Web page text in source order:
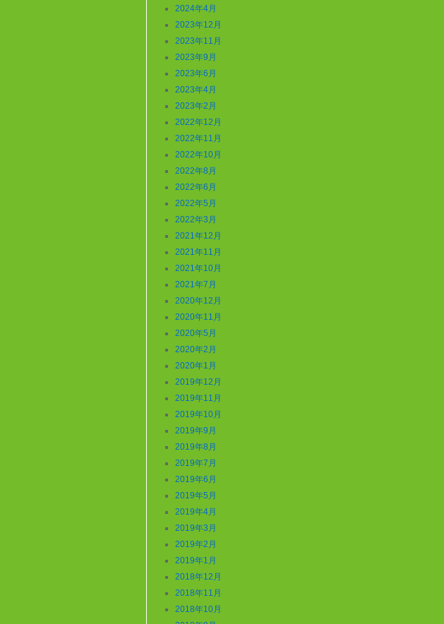
2024年4月
2023年12月
2023年11月
2023年9月
2023年6月
2023年4月
2023年2月
2022年12月
2022年11月
2022年10月
2022年8月
2022年6月
2022年5月
2022年3月
2021年12月
2021年11月
2021年10月
2021年7月
2020年12月
2020年11月
2020年5月
2020年2月
2020年1月
2019年12月
2019年11月
2019年10月
2019年9月
2019年8月
2019年7月
2019年6月
2019年5月
2019年4月
2019年3月
2019年2月
2019年1月
2018年12月
2018年11月
2018年10月